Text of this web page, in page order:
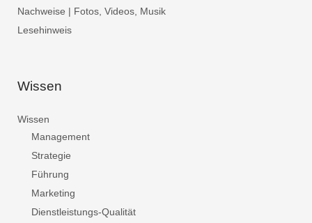
Nachweise | Fotos, Videos, Musik
Lesehinweis
Wissen
Wissen
Management
Strategie
Führung
Marketing
Dienstleistungs-Qualität